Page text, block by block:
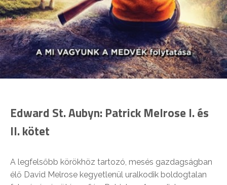
Edward St. Aubyn: Patrick Melrose I. és
II. kötet
A legfelsőbb körökhöz tartozó, mesés gazdagságban
élő David Melrose kegyetlenül uralkodik boldogtalan